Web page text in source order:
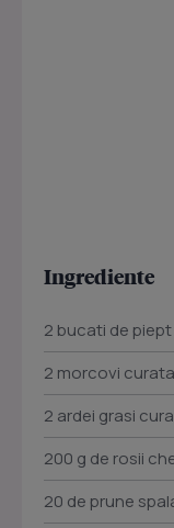
Ingrediente
2 bucati de
2 morcovi
2 ardei grasi
200 g de rosii
20 de prune